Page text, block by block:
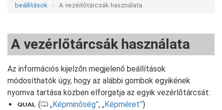
beállítások
A vezérlőtárcsák használata
A vezérlőtárcsák használata
Az információs kijelzőn megjelenő beállítások
módosíthatók úgy, hogy az alábbi gombok egyikének
nyomva tartása közben elforgatja az egyik vezérlőtárcsát:
T (0 Képminőség , Képméret )